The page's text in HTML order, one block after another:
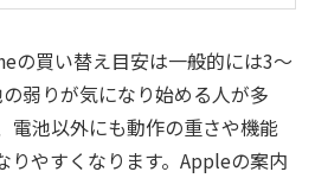
の買い替え目安は一般的には3〜
弱りが気になり始める人が多
電池以外にも動作の重さや機能
りやすくなります。Appleの案内